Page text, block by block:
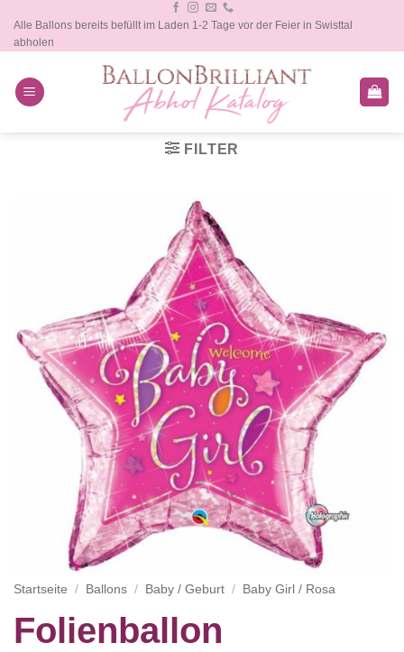
Inhalt
springen
Alle Ballons bereits befüllt im Laden 1-2 Tage vor der Feier in Swisttal
abholen
FILTER
Startseite / Ballons / Baby / Geburt / Baby Girl / Rosa
Folienballon